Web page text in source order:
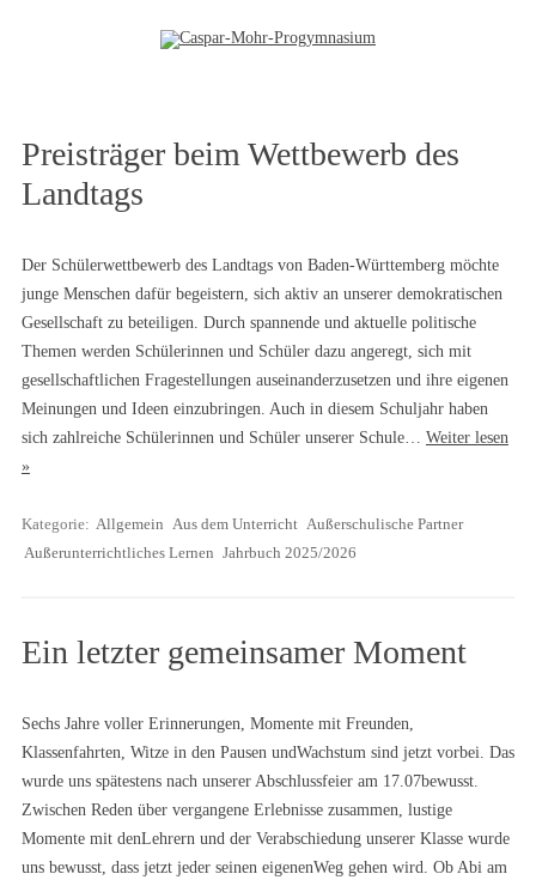
Preisträger beim Wettbewerb des
Landtags
Der Schülerwettbewerb des Landtags von Baden-Württemberg möchte
junge Menschen dafür begeistern, sich aktiv an unserer demokratischen
Gesellschaft zu beteiligen. Durch spannende und aktuelle politische
Themen werden Schülerinnen und Schüler dazu angeregt, sich mit
gesellschaftlichen Fragestellungen auseinanderzusetzen und ihre eigenen
Meinungen und Ideen einzubringen. Auch in diesem Schuljahr haben
sich zahlreiche Schülerinnen und Schüler unserer Schule… Weiter lesen
»
Kategorie: Allgemein Aus dem Unterricht Außerschulische Partner
Außerunterrichtliches Lernen Jahrbuch 2025/2026
Ein letzter gemeinsamer Moment
Sechs Jahre voller Erinnerungen, Momente mit Freunden,
Klassenfahrten, Witze in den Pausen undWachstum sind jetzt vorbei. Das
wurde uns spätestens nach unserer Abschlussfeier am 17.07bewusst.
Zwischen Reden über vergangene Erlebnisse zusammen, lustige
Momente mit denLehrern und der Verabschiedung unserer Klasse wurde
uns bewusst, dass jetzt jeder seinen eigenenWeg gehen wird. Ob Abi am